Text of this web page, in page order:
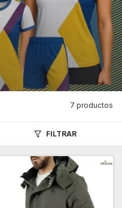
7 productos
FILTRAR